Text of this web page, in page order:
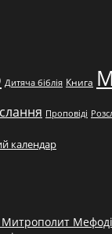
Дитяча біблія Книга
Проповіді
календар